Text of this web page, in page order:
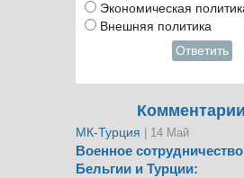
Экономическая
Внешняя политика
Ответить
МК-Турция | 14 Май
Военное сотрудничество
Бельгии и Турции: